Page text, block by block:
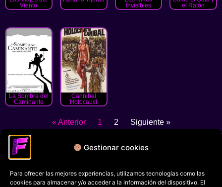
Gestionar cookies
Para ofrecer las mejores experiencias, utilizamos tecnologías como las
cookies para almacenar y/o acceder a la información del dispositivo. El
Viento
Invisibles
el Ratón
La Sombra del
Caminante
Cannibal
Holocaust
« Anterior 1 2 Siguiente »
Política de privacidad
Política de cookies